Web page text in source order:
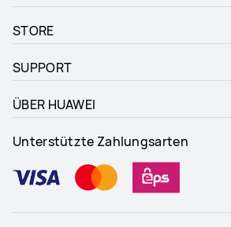
STORE
SUPPORT
ÜBER HUAWEI
Unterstützte Zahlungsarten